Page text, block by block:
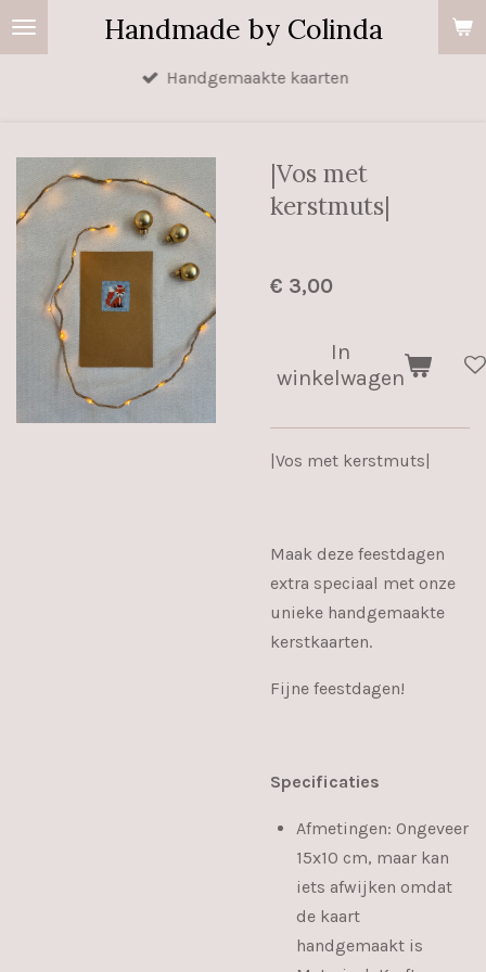
Ga
direct
Handmade by Colinda
Handgemaakte kaarten
|Vos met
kerstmuts|
€ 3,00
In
winkelwagen
|Vos met kerstmuts|
Maak deze feestdagen
extra speciaal met onze
unieke handgemaakte
kerstkaarten.
Fijne feestdagen!
Specificaties
Afmetingen: Ongeveer
15x10 cm, maar kan
iets afwijken omdat
de kaart
handgemaakt is